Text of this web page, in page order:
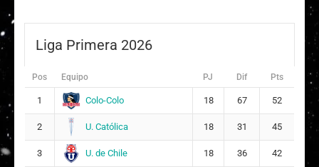
Liga Primera 2026
Pos Equipo PJ Dif Pts
1 Colo-Colo 18 67 52
2 U. Católica 18 31 45
3 U. de Chile 18 36 42